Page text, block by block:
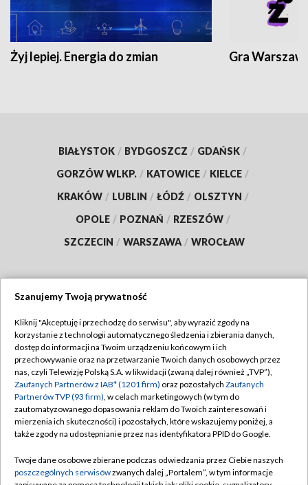
Żyj lepiej. Energia do zmian Gra
BIAŁYSTOK / BYDGOSZCZ / GDAŃSK /
GORZÓW WLKP. / KATOWICE / KIELCE /
KRAKÓW / LUBLIN / ŁÓDŹ / OLSZTYN /
OPOLE / POZNAŃ / RZESZÓW /
SZCZECIN / WARSZAWA / WROCŁAW
TVP
Abonament TVP
Emisja w TVP
Centrum informacji TVP
Naziemna Telewizja Cyfrowa
Rada Programowa
Regulamin TVP
Polityka prywatności
Moje zgody
Pomoc
Kontakt
Szanujemy Twoją prywatność
Kliknij "Akceptuję i przechodzę do serwisu", aby wyrazić zgody na
korzystanie z technologii automatycznego śledzenia i zbierania danych,
dostęp do informacji na Twoim urządzeniu końcowym i ich
przechowywanie oraz na przetwarzanie Twoich danych osobowych przez
nas, czyli Telewizję Polską S.A. w likwidacji (zwaną dalej również „TVP”),
Zaufanych Partnerów z IAB* (1201 firm) oraz pozostałych Zaufanych
Partnerów TVP (93 firm), w celach marketingowych (w tym do
zautomatyzowanego dopasowania reklam do Twoich zainteresowań i
mierzenia ich skuteczności) i pozostałych, które wskazujemy poniżej, a
także zgody na udostępnianie przez nas identyfikatora PPID do Google.
Twoje dane osobowe zbierane podczas odwiedzania przez Ciebie naszych
poszczególnych serwisówzwanych dalej „Portalem”, w tym informacje